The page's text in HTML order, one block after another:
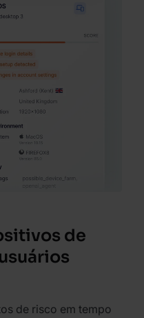
de
de risco em tempo